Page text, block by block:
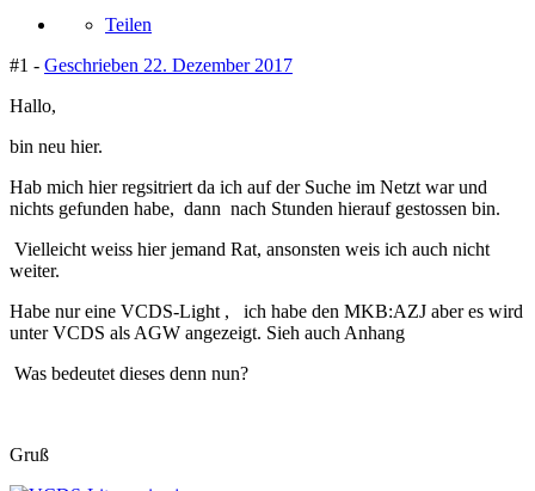
Teilen
#1 - Geschrieben 22. Dezember 2017
Hallo,
bin neu hier.
Hab mich hier regsitriert da ich auf der Suche im Netzt war und
nichts gefunden habe, dann nach Stunden hierauf gestossen bin.
Vielleicht weiss hier jemand Rat, ansonsten weis ich auch nicht
weiter.
Habe nur eine VCDS-Light , ich habe den MKB:AZJ aber es wird
unter VCDS als AGW angezeigt. Sieh auch Anhang
Was bedeutet dieses denn nun?
Gruß